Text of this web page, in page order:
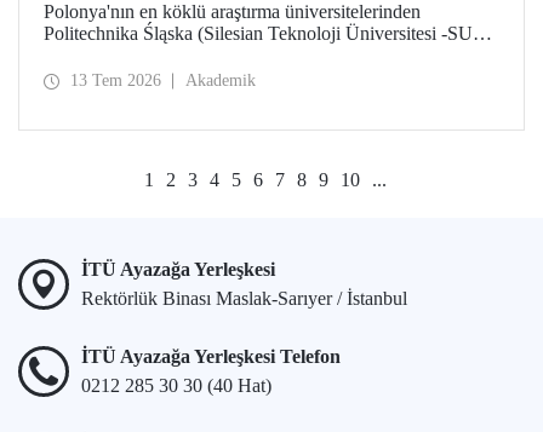
Polonya'nın en köklü araştırma üniversitelerinden
Politechnika Śląska (Silesian Teknoloji Üniversitesi -SUT)
arasındaki potansiyel iş birlikleri üzerine değerlendirmelerin
13 Tem 2026 Akademik
1 2 3 4 5 6 7 8 9 10 ...
İTÜ Ayazağa Yerleşkesi
Rektörlük Binası Maslak-Sarıyer / İstanbul
İTÜ Ayazağa Yerleşkesi Telefon
0212 285 30 30 (40 Hat)